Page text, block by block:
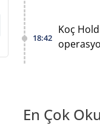
18:42
Koç
En Çok